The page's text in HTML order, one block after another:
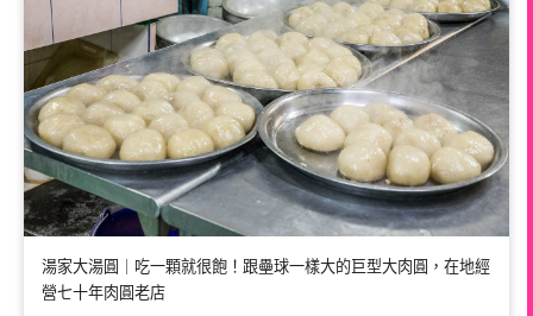
湯家大湯圓｜吃一顆就很飽！跟壘球一樣大的巨型大肉圓，在地經
營七十年肉圓老店